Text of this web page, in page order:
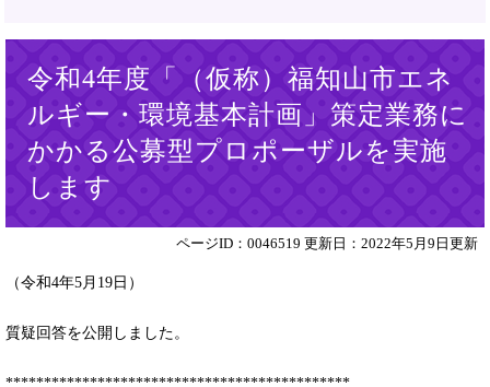
令和4年度「（仮称）福知山市エネ
ルギー・環境基本計画」策定業務に
かかる公募型プロポーザルを実施
します
ページID：0046519 更新日：2022年5月9日更新
（令和4年5月19日）
質疑回答を公開しました。
*********************************************